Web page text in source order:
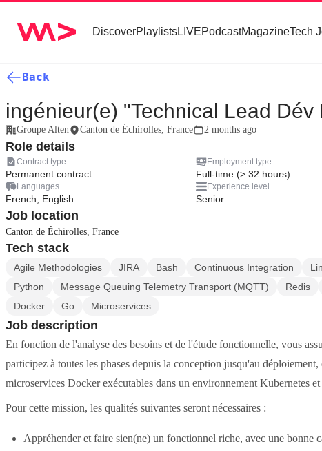
DiscoverPlaylistsLIVEPodcastMagazineTech
Back
ingénieur(e) "Technical Lead Dév
Groupe Alten Canton de Échirolles, France 2 months ago
Role details
Contract type
Permanent contract
Employment type
Full-time (> 32 hours)
Languages
French, English
Experience level
Senior
Job location
Canton de Échirolles, France
Tech stack
Agile Methodologies JIRA Bash Continuous Integration
Python
Message Queuing Telemetry Transport (MQTT) Redis
Docker
Go Microservices
Job description
En fonction de l'analyse des besoins et de l'étude fonctionnelle, vous
participez à toutes les phases depuis la conception jusqu'au
microservices Docker exécutables dans un environnement Kubernetes
Pour cette mission, les qualités suivantes seront nécessaires :
Appréhender et faire sien(ne) un fonctionnel riche, avec une bonne